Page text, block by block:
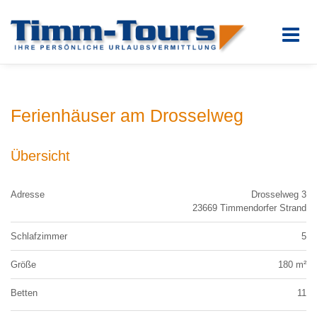
Ferienhäuser am Drosselweg
Übersicht
Adresse
Drosselweg 3
23669 Timmendorfer Strand
Schlafzimmer 5
Größe 180 m²
Betten 11